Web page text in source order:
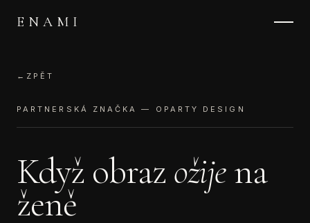
ENAMI
← ZPĚT
PARTNERSKÁ ZNAČKA — OPARTY DESIGN
Když obraz ožijena
ženě